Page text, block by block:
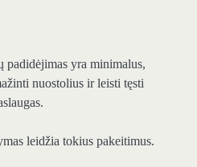
padidėjimas yra minimalus,
nuostolius ir leisti tęsti
leidžia tokius pakeitimus.